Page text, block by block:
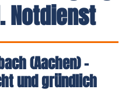
(Aachen) –
und gründlich